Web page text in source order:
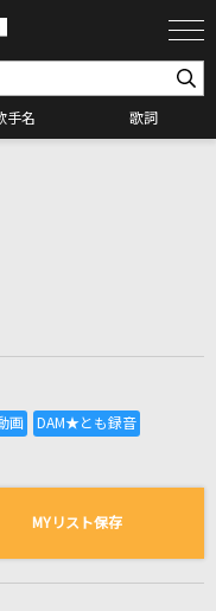
手名 歌詞
る曲の一覧
MYリスト保存